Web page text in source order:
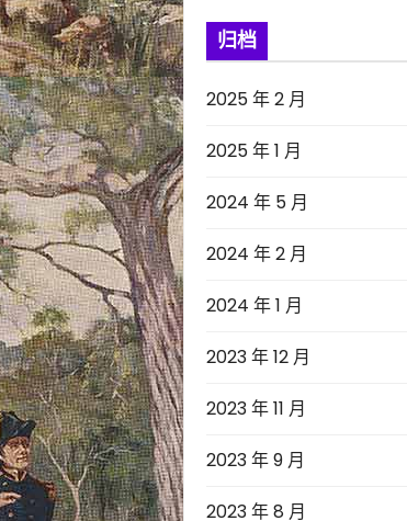
归档
2025 年 2 月
2025 年 1 月
2024 年 5 月
2024 年 2 月
2024 年 1 月
2023 年 12 月
2023 年 11 月
2023 年 9 月
2023 年 8 月